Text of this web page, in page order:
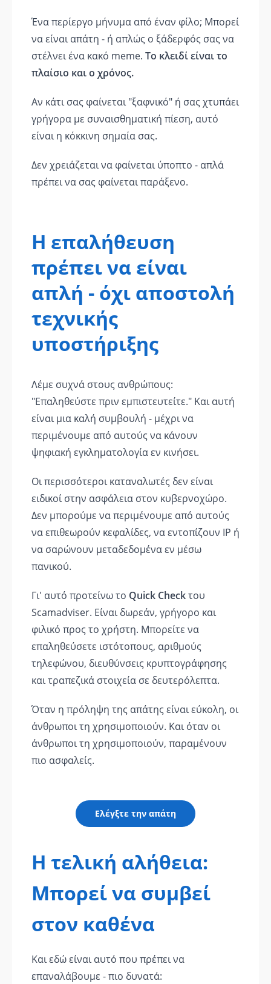
Ένα περίεργο μήνυμα από έναν φίλο; Μπορεί
να είναι απάτη - ή απλώς ο ξάδερφός σας να
στέλνει ένα κακό meme. Το κλειδί είναι το
πλαίσιο και ο χρόνος.
Αν κάτι σας φαίνεται "ξαφνικό" ή σας χτυπάει
γρήγορα με συναισθηματική πίεση, αυτό
είναι η κόκκινη σημαία σας.
Δεν χρειάζεται να φαίνεται ύποπτο - απλά
πρέπει να σας φαίνεται παράξενο.
Η επαλήθευση
πρέπει να είναι
απλή - όχι αποστολή
τεχνικής
υποστήριξης
Λέμε συχνά στους ανθρώπους:
"Επαληθεύστε πριν εμπιστευτείτε." Και αυτή
είναι μια καλή συμβουλή - μέχρι να
περιμένουμε από αυτούς να κάνουν
ψηφιακή εγκληματολογία εν κινήσει.
Οι περισσότεροι καταναλωτές δεν είναι
ειδικοί στην ασφάλεια στον κυβερνοχώρο.
Δεν μπορούμε να περιμένουμε από αυτούς
να επιθεωρούν κεφαλίδες, να εντοπίζουν IP ή
να σαρώνουν μεταδεδομένα εν μέσω
πανικού.
Γι' αυτό προτείνω το Quick Checkτου
Scamadviser. Είναι δωρεάν, γρήγορο και
φιλικό προς το χρήστη. Μπορείτε να
επαληθεύσετε ιστότοπους, αριθμούς
τηλεφώνου, διευθύνσεις κρυπτογράφησης
και τραπεζικά στοιχεία σε δευτερόλεπτα.
Όταν η πρόληψη της απάτης είναι εύκολη, οι
άνθρωποι τη χρησιμοποιούν. Και όταν οι
άνθρωποι τη χρησιμοποιούν, παραμένουν
πιο ασφαλείς.
Ελέγξτε την απάτη
Η τελική αλήθεια:
Μπορεί να συμβεί
στον καθένα
Και εδώ είναι αυτό που πρέπει να
επαναλάβουμε - πιο δυνατά: